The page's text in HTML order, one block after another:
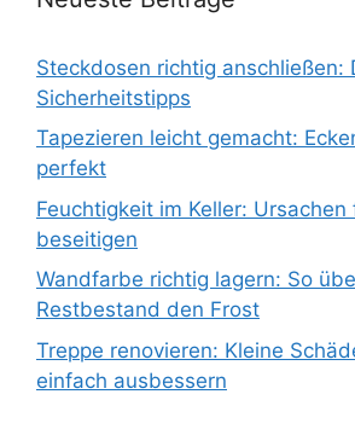
Steckdosen richtig anschließen:
Sicherheitstipps
Tapezieren leicht gemacht:
perfekt
Feuchtigkeit im Keller: Ursachen
beseitigen
Wandfarbe richtig lagern: So
Restbestand den Frost
Treppe renovieren: Kleine
einfach ausbessern